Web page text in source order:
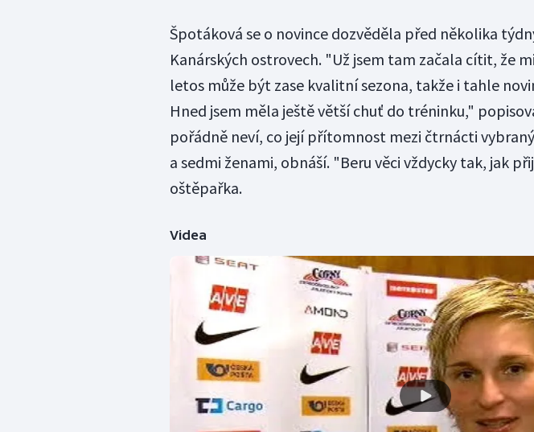
Špotáková se o novince dozvěděla před několika
Kanárských ostrovech. "Už jsem tam začala cítit, že
letos může být zase kvalitní sezona, takže i tahle
Hned jsem měla ještě větší chuť do tréninku,"
pořádně neví, co její přítomnost mezi čtrnácti
a sedmi ženami, obnáší. "Beru věci vždycky tak, jak
oštěpařka.
Videa